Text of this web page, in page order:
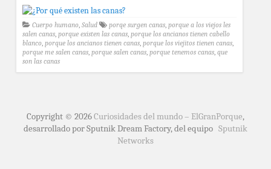
Cuerpo humano, Salud porqe surgen canas, porque a los viejos les
salen canas, porque existen las canas, porque los ancianos tienen cabello
blanco, porque los ancianos tienen canas, porque los viejitos tienen canas,
porque me salen canas, porque salen canas, porque tenemos canas, que
son las canas
Copyright © 2026Curiosidades del mundo – ElGranPorque,
desarrollado por Sputnik Dream Factory, del equipo Sputnik
Networks